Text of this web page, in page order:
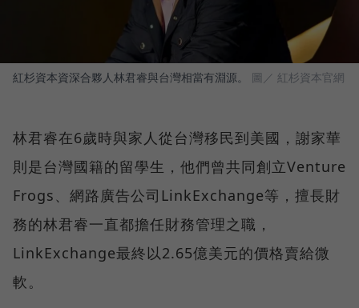
紅杉資本資深合夥人林君睿與台灣相當有淵源。 圖／ 紅杉資本官網
林君睿在6歲時與家人從台灣移民到美國，謝家華
則是台灣國籍的留學生，他們曾共同創立Venture
Frogs、網路廣告公司LinkExchange等，擅長財
務的林君睿一直都擔任財務管理之職，
LinkExchange最終以2.65億美元的價格賣給微
軟。